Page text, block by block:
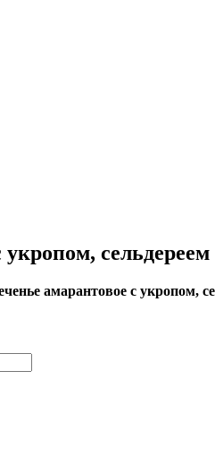
укропом,
амарантовое с укропом,